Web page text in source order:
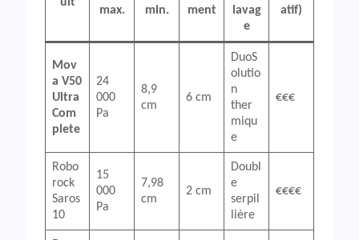
max.
min.
ment
lavag
e
atif)
Mov
a V50
Ultra
Com
plete
24
000
Pa
8,9
cm
6 cm
DuoS
olutio
n
ther
miqu
e
€€€
Robo
rock
Saros
10
15
000
Pa
7,98
cm
2 cm
Doubl
e
serpil
lière
€€€€